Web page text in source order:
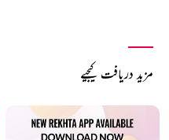
مزید دریافت کیجیے